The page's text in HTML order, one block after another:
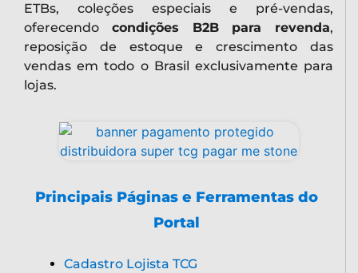
ETBs, coleções especiais e pré-vendas,
oferecendo condições B2B para revenda,
reposição de estoque e crescimento das
vendas em todo o Brasil exclusivamente para
lojas.
Principais Páginas e Ferramentas do
Portal
Cadastro Lojista TCG